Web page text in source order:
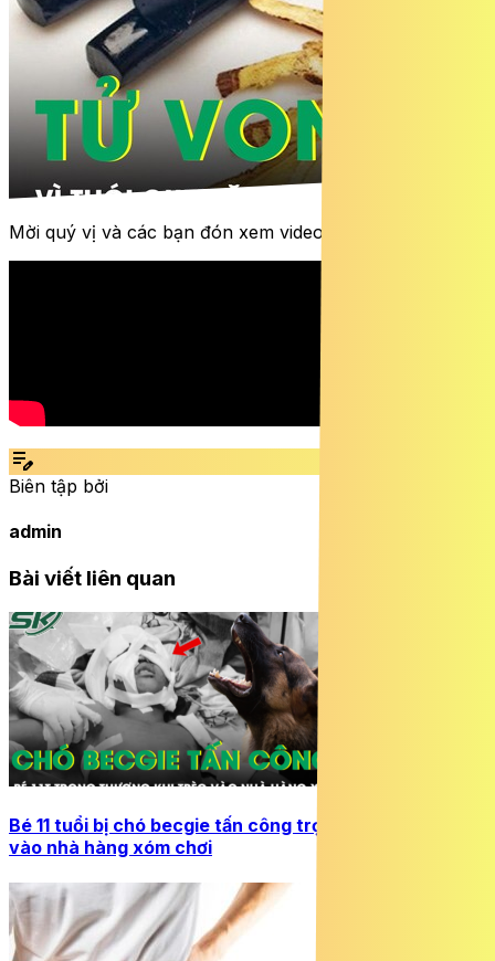
Mời quý vị và các bạn đón xem video dưới đây:
edit_note
Biên tập bởi
admin
Bài viết liên quan
Bé 11 tuổi bị chó becgie tấn công trọng thương khi trèo
vào nhà hàng xóm chơi